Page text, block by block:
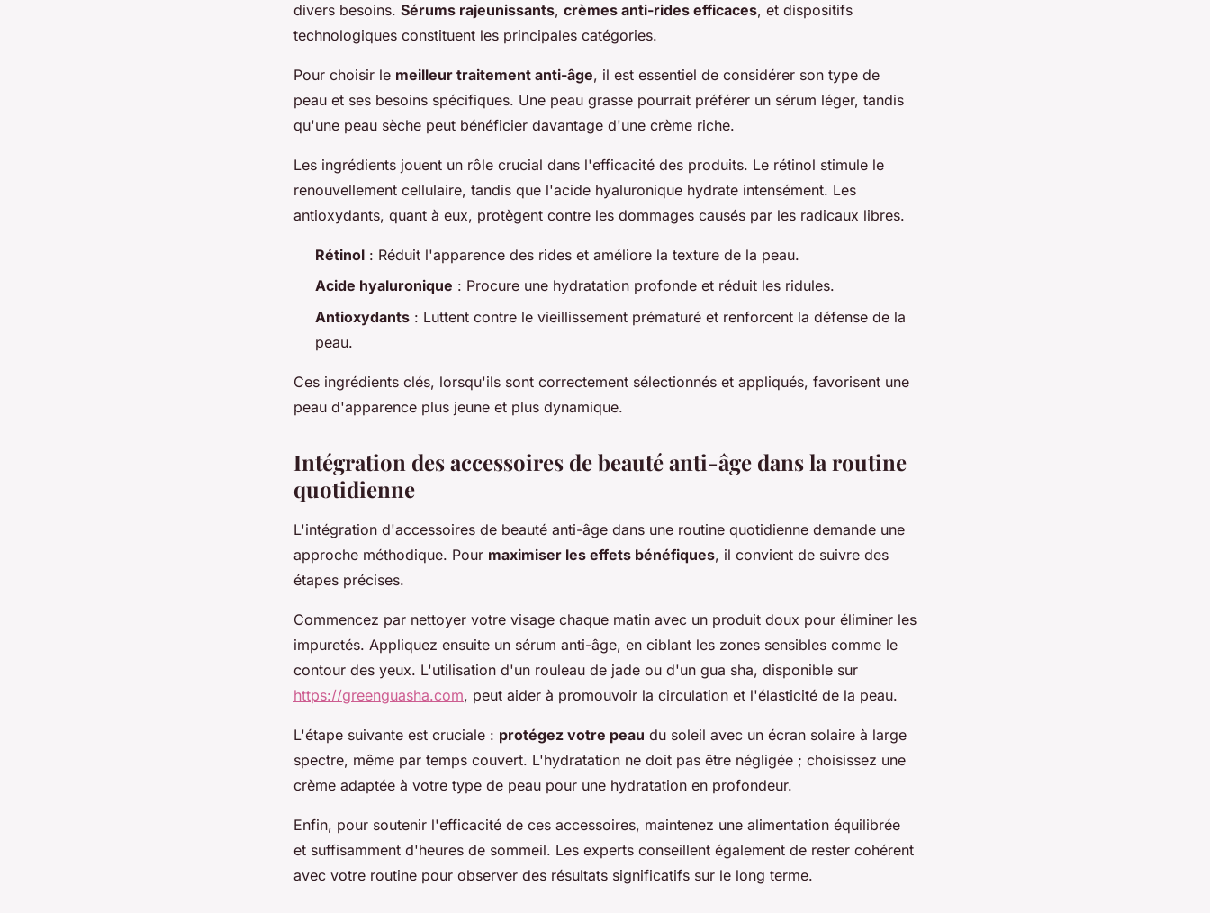
divers besoins. Sérums rajeunissants, crèmes anti-rides efficaces, et dispositifs
technologiques constituent les principales catégories.
Pour choisir le meilleur traitement anti-âge, il est essentiel de considérer son type de
peau et ses besoins spécifiques. Une peau grasse pourrait préférer un sérum léger, tandis
qu'une peau sèche peut bénéficier davantage d'une crème riche.
Les ingrédients jouent un rôle crucial dans l'efficacité des produits. Le rétinol stimule le
renouvellement cellulaire, tandis que l'acide hyaluronique hydrate intensément. Les
antioxydants, quant à eux, protègent contre les dommages causés par les radicaux libres.
Rétinol : Réduit l'apparence des rides et améliore la texture de la peau.
Acide hyaluronique : Procure une hydratation profonde et réduit les ridules.
Antioxydants : Luttent contre le vieillissement prématuré et renforcent la défense de la
peau.
Ces ingrédients clés, lorsqu'ils sont correctement sélectionnés et appliqués, favorisent une
peau d'apparence plus jeune et plus dynamique.
Intégration des accessoires de beauté anti-âge dans la routine
quotidienne
L'intégration d'accessoires de beauté anti-âge dans une routine quotidienne demande une
approche méthodique. Pour maximiser les effets bénéfiques, il convient de suivre des
étapes précises.
Commencez par nettoyer votre visage chaque matin avec un produit doux pour éliminer les
impuretés. Appliquez ensuite un sérum anti-âge, en ciblant les zones sensibles comme le
contour des yeux. L'utilisation d'un rouleau de jade ou d'un gua sha, disponible sur
https://greenguasha.com, peut aider à promouvoir la circulation et l'élasticité de la peau.
L'étape suivante est cruciale : protégez votre peau du soleil avec un écran solaire à large
spectre, même par temps couvert. L'hydratation ne doit pas être négligée ; choisissez une
crème adaptée à votre type de peau pour une hydratation en profondeur.
Enfin, pour soutenir l'efficacité de ces accessoires, maintenez une alimentation équilibrée
et suffisamment d'heures de sommeil. Les experts conseillent également de rester cohérent
avec votre routine pour observer des résultats significatifs sur le long terme.